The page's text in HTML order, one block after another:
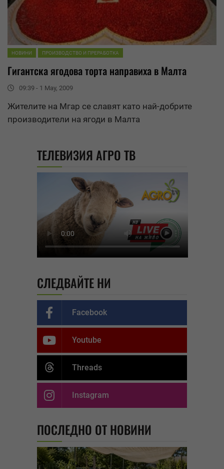
НОВИНИ ПРОИЗВОДСТВО И ПРЕРАБОТКА
Гигантска ягодова торта направиха в Малта
09:39 - 1 May, 2009
Жителите на Мгар се славят като най-добрите
производители на ягоди в Малта
ТЕЛЕВИЗИЯ АГРО ТВ
СЛЕДВАЙТЕ НИ
Facebook
Youtube
Threads
Instagram
ПОСЛЕДНО ОТ НОВИНИ